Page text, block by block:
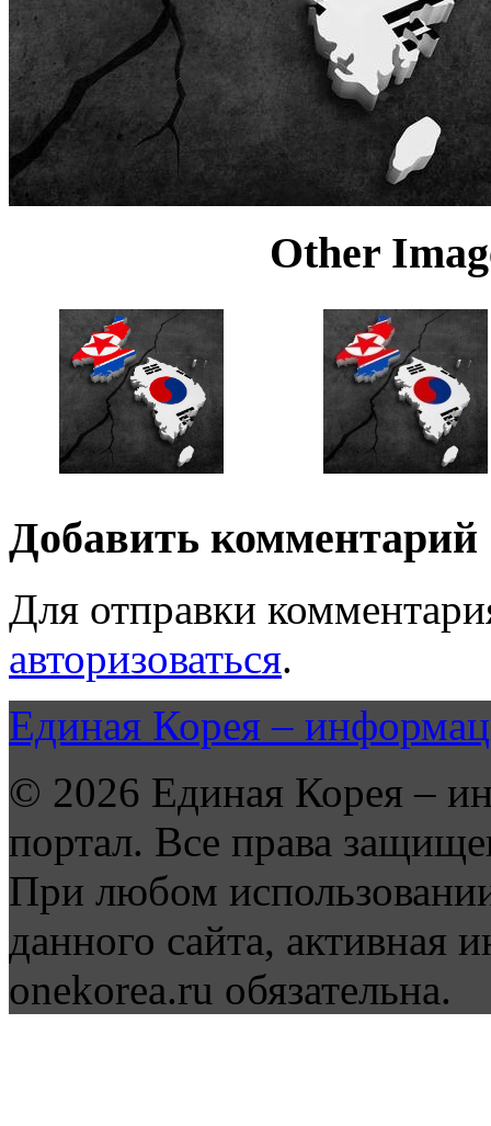
Other
Добавить комментарий
Для отправки
авторизоваться.
Единая Корея –
© 2026 Единая Корея –
портал. Все права
При любом
данного сайта, активная
onekorea.ru обязательна.